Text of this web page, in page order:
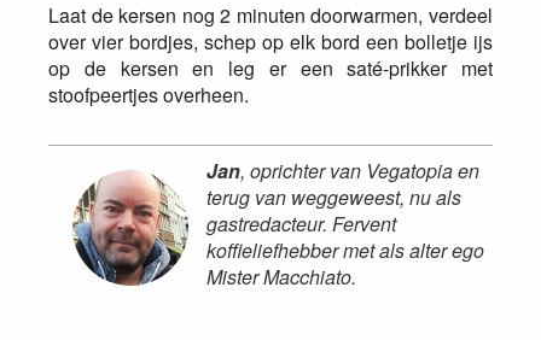
Laat de kersen nog 2 minuten doorwarmen, verdeel
over vier bordjes, schep op elk bord een bolletje ijs
op de kersen en leg er een saté-prikker met
stoofpeertjes overheen.
Jan, oprichter van Vegatopia en
terug van weggeweest, nu als
gastredacteur. Fervent
koffieliefhebber met als alter ego
Mister Macchiato.